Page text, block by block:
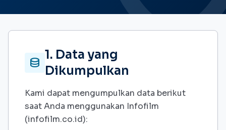
database
1. Data yang
Dikumpulkan
Kami dapat mengumpulkan data berikut
saat Anda menggunakan Infofilm
(infofilm.co.id):